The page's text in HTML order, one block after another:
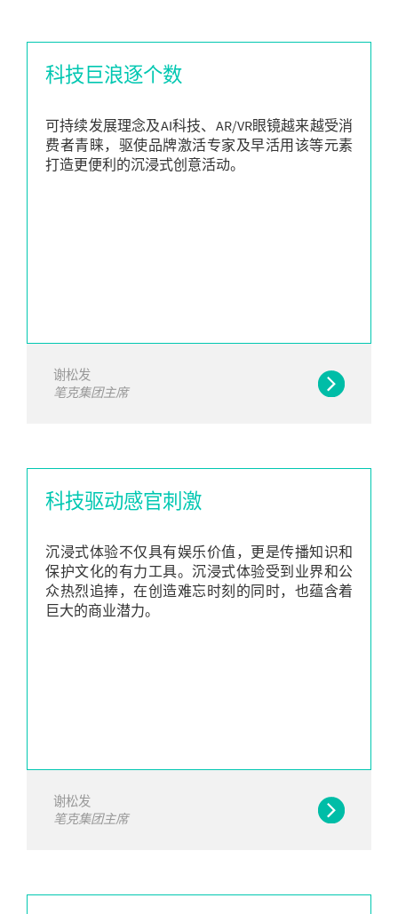
科技巨浪逐个数
可持续发展理念及AI科技、AR/VR眼镜越来越受消
费者青睐，驱使品牌激活专家及早活用该等元素
打造更便利的沉浸式创意活动。
谢松发
笔克集团主席
科技驱动感官刺激
沉浸式体验不仅具有娱乐价值，更是传播知识和
保护文化的有力工具。沉浸式体验受到业界和公
众热烈追捧，在创造难忘时刻的同时，也蕴含着
巨大的商业潜力。
谢松发
笔克集团主席